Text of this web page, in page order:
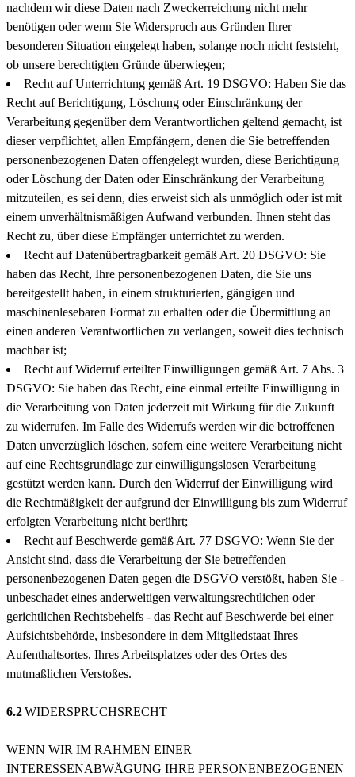
nachdem wir diese Daten nach Zweckerreichung nicht mehr
benötigen oder wenn Sie Widerspruch aus Gründen Ihrer
besonderen Situation eingelegt haben, solange noch nicht feststeht,
ob unsere berechtigten Gründe überwiegen;
Recht auf Unterrichtung gemäß Art. 19 DSGVO: Haben Sie das
Recht auf Berichtigung, Löschung oder Einschränkung der
Verarbeitung gegenüber dem Verantwortlichen geltend gemacht, ist
dieser verpflichtet, allen Empfängern, denen die Sie betreffenden
personenbezogenen Daten offengelegt wurden, diese Berichtigung
oder Löschung der Daten oder Einschränkung der Verarbeitung
mitzuteilen, es sei denn, dies erweist sich als unmöglich oder ist mit
einem unverhältnismäßigen Aufwand verbunden. Ihnen steht das
Recht zu, über diese Empfänger unterrichtet zu werden.
Recht auf Datenübertragbarkeit gemäß Art. 20 DSGVO: Sie
haben das Recht, Ihre personenbezogenen Daten, die Sie uns
bereitgestellt haben, in einem strukturierten, gängigen und
maschinenlesebaren Format zu erhalten oder die Übermittlung an
einen anderen Verantwortlichen zu verlangen, soweit dies technisch
machbar ist;
Recht auf Widerruf erteilter Einwilligungen gemäß Art. 7 Abs. 3
DSGVO: Sie haben das Recht, eine einmal erteilte Einwilligung in
die Verarbeitung von Daten jederzeit mit Wirkung für die Zukunft
zu widerrufen. Im Falle des Widerrufs werden wir die betroffenen
Daten unverzüglich löschen, sofern eine weitere Verarbeitung nicht
auf eine Rechtsgrundlage zur einwilligungslosen Verarbeitung
gestützt werden kann. Durch den Widerruf der Einwilligung wird
die Rechtmäßigkeit der aufgrund der Einwilligung bis zum Widerruf
erfolgten Verarbeitung nicht berührt;
Recht auf Beschwerde gemäß Art. 77 DSGVO: Wenn Sie der
Ansicht sind, dass die Verarbeitung der Sie betreffenden
personenbezogenen Daten gegen die DSGVO verstößt, haben Sie -
unbeschadet eines anderweitigen verwaltungsrechtlichen oder
gerichtlichen Rechtsbehelfs - das Recht auf Beschwerde bei einer
Aufsichtsbehörde, insbesondere in dem Mitgliedstaat Ihres
Aufenthaltsortes, Ihres Arbeitsplatzes oder des Ortes des
mutmaßlichen Verstoßes.
6.2WIDERSPRUCHSRECHT
WENN WIR IM RAHMEN EINER
INTERESSENABWÄGUNG IHRE PERSONENBEZOGENEN